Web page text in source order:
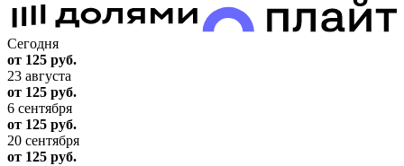
Сегодня
от 125 руб.
23 августа
от 125 руб.
6 сентября
от 125 руб.
20 сентября
от 125 руб.